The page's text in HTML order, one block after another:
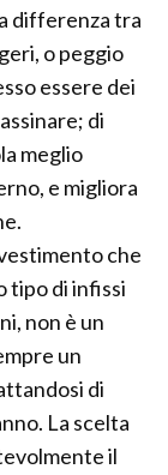
differenza tra
o peggio
essere dei
di
meglio
e migliora
che
tipo di infissi
non è un
un
di
La scelta
il